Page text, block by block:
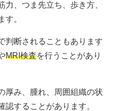
力、つま先立ち、歩き方、
す。
判断されることもあります
MRI検査を行うことがあり
厚み、腫れ、周囲組織の状
認することがあります。